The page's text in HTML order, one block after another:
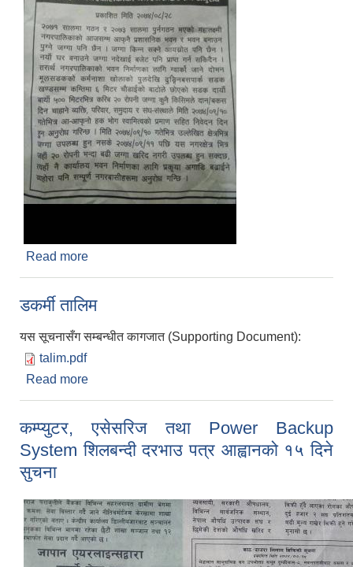
Read more
डकर्मी तालिम
यस सूचनासँग सम्बन्धीत कागजात (Supporting Document):
talim.pdf
Read more
कम्प्युटर, एसेसरिज तथा Power Backup
System शिलबन्दी दरभाउ पत्र आह्वानको १५ दिने
सुचना